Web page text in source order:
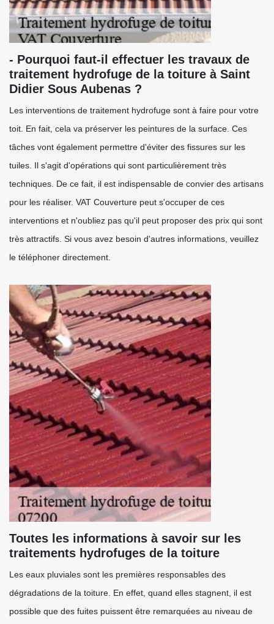
- Pourquoi faut-il effectuer les travaux de
traitement hydrofuge de la toiture à Saint
Didier Sous Aubenas ?
Les interventions de traitement hydrofuge sont à faire pour votre
toit. En fait, cela va préserver les peintures de la surface. Ces
tâches vont également permettre d'éviter des fissures sur les
tuiles. Il s'agit d'opérations qui sont particulièrement très
techniques. De ce fait, il est indispensable de convier des artisans
pour les réaliser. VAT Couverture peut s'occuper de ces
interventions et n'oubliez pas qu'il peut proposer des prix qui sont
très attractifs. Si vous avez besoin d'autres informations, veuillez
le téléphoner directement.
Toutes les informations à savoir sur les
traitements hydrofuges de la toiture
Les eaux pluviales sont les premières responsables des
dégradations de la toiture. En effet, quand elles stagnent, il est
possible que des fuites puissent être remarquées au niveau de